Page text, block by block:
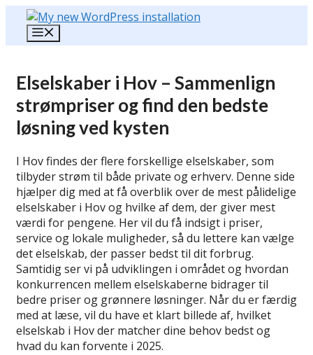
Hop
indhold
Elselskaber i Hov – Sammenlign
strømpriser og find den bedste
løsning ved kysten
I Hov findes der flere forskellige elselskaber, som
tilbyder strøm til både private og erhverv. Denne side
hjælper dig med at få overblik over de mest pålidelige
elselskaber i Hov og hvilke af dem, der giver mest
værdi for pengene. Her vil du få indsigt i priser,
service og lokale muligheder, så du lettere kan vælge
det elselskab, der passer bedst til dit forbrug.
Samtidig ser vi på udviklingen i området og hvordan
konkurrencen mellem elselskaberne bidrager til
bedre priser og grønnere løsninger. Når du er færdig
med at læse, vil du have et klart billede af, hvilket
elselskab i Hov der matcher dine behov bedst og
hvad du kan forvente i 2025.